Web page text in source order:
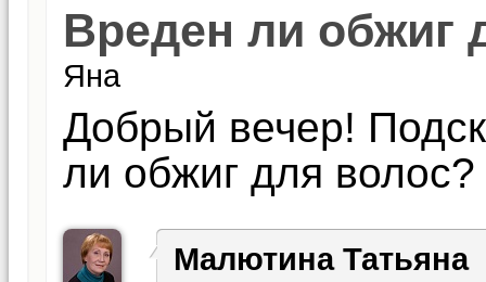
Вреден ли обжиг
Яна
Добрый вечер!
ли обжиг для
Малютина Татьяна